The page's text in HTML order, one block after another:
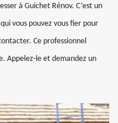
à Guichet Rénov. C’est un
vous pouvez vous fier pour
Ce professionnel
Appelez-le et demandez un